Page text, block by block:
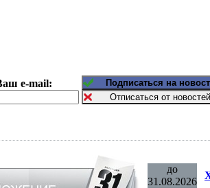
e-mail:
до
31.08.2026